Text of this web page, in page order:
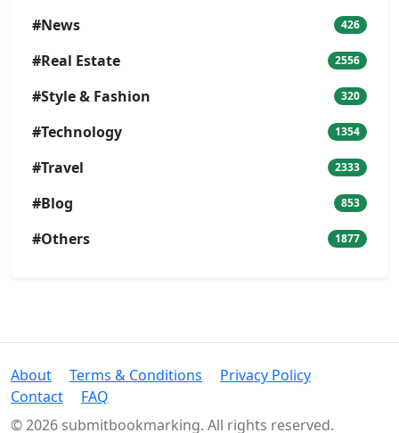
#News 426
#Real Estate 2556
#Style & Fashion 320
#Technology 1354
#Travel 2333
#Blog 853
#Others 1877
About Terms & Conditions
Privacy Policy
Contact
FAQ
© 2026 submitbookmarking. All rights reserved.